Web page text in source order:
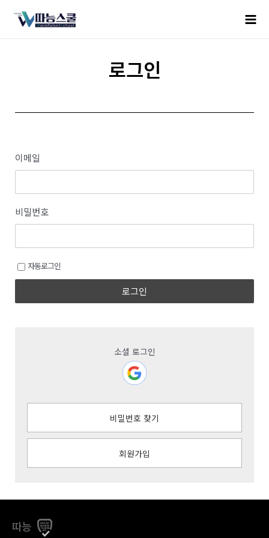
로그인
이메일
비밀번호
자동로그인
로그인
소셜 로그인
비밀번호 찾기
회원가입
따능